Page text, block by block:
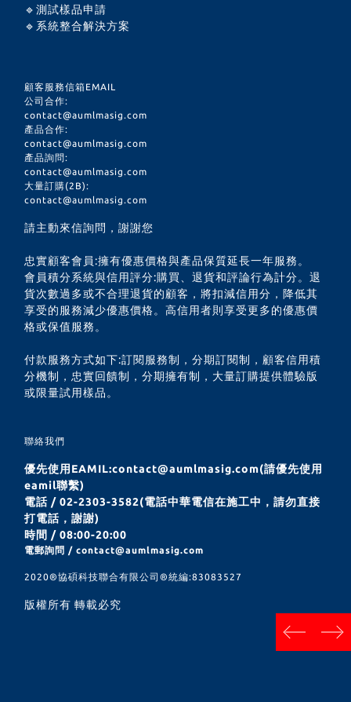
🔹測試樣品申請
🔹系統整合解決方案
顧客服務信箱EMAIL
公司合作:
contact@aumlmasig.com
產品合作:
contact@aumlmasig.com
產品詢問:
contact@aumlmasig.com
大量訂購(2B):
contact@aumlmasig.com
請主動來信詢問，謝謝您
忠實顧客會員:擁有優惠價格與產品保質延長一年服務。
會員積分系統與信用評分:購買、退貨和評論行為計分。退
貨次數過多或不合理退貨的顧客，將扣減信用分，降低其
享受的服務減少優惠價格。高信用者則享受更多的優惠價
格或保值服務。
付款服務方式如下:訂閱服務制，分期訂閱制，顧客信用積
分機制，忠實回饋制，分期擁有制，大量訂購提供體驗版
或限量試用樣品。
聯絡我們
優先使用EAMIL:contact@aumlmasig.com(請優先使用
eamil聯繫)
電話 / 02-2303-3582(電話中華電信在施工中，請勿直接
打電話，謝謝)
時間 / 08:00-20:00
電郵詢問 / contact@aumlmasig.com
2020®︎協碩科技聯合有限公司®︎統編:83083527
版權所有 轉載必究
prev next